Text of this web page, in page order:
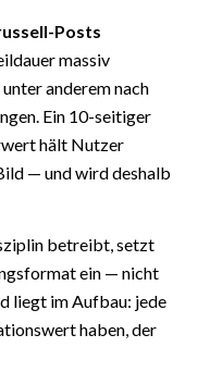
Posts
massiv
anderem nach
Ein 10-seitiger
hält Nutzer
— und wird deshalb
betreibt, setzt
ein — nicht
liegt im Aufbau: jede
haben, der